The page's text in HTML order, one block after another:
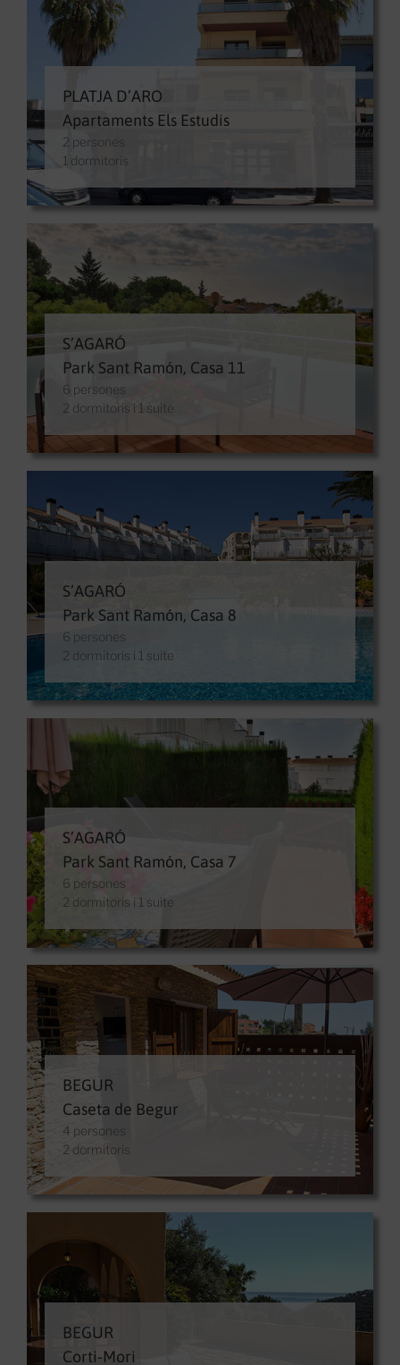
PLATJA D’ARO
Apartaments Els Estudis
2 persones
1 dormitoris
S’AGARÓ
Park Sant Ramón, Casa 11
6 persones
2 dormitoris i 1 suite
S’AGARÓ
Park Sant Ramón, Casa 8
6 persones
2 dormitoris i 1 suite
S’AGARÓ
Park Sant Ramón, Casa 7
6 persones
2 dormitoris i 1 suite
BEGUR
Caseta de Begur
4 persones
2 dormitoris
BEGUR
Corti-Mori